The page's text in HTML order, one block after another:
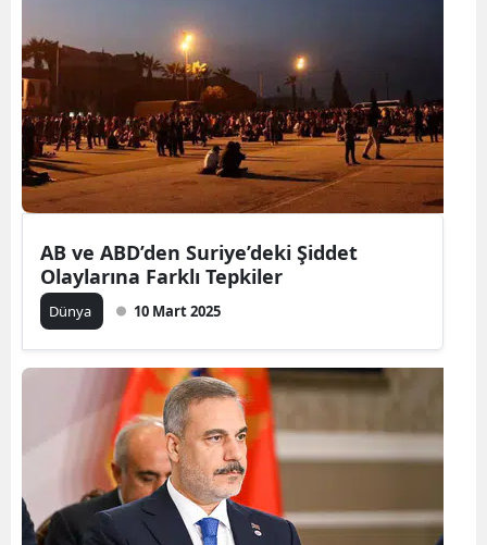
AB ve ABD’den Suriye’deki Şiddet
Olaylarına Farklı Tepkiler
Dünya 10 Mart 2025